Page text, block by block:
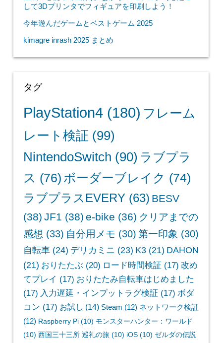
して3Dプリンタでフィギュアを印刷しよう！
今年遊んだゲームとベストゲーム 2025
kimagre inrash 2025 まとめ
タグ
PlayStation4(180) フレーム
レート検証 (99)
NintendoSwitch (90) ラブプラ
ス (76) ボーダーブレイク (74)
ラブプラスEVERY(63) BESV
(38) JF1 (38) e-bike (36) クリアまでの
感想 (33) 自分用メモ (30) 第一印象 (30)
自転車(24) デリカミニ (23) K3(21) DAHON
(21) おりたたぶ (20) ロード時間検証 (17) 改め
てプレイ (17) おりたたみ自転車はじめました
(17) 入力遅延・インプットラグ検証 (17) ボダ
コン (17) お試し (14) Steam (12) ネットワーク検証
(12) Raspberry Pi(10) モンスターハンター：ワールド
(10) 西国三十三所 巡礼の旅(10) iOS(10) ゼルダの伝説